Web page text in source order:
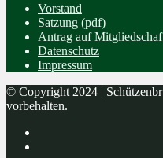
Vorstand
Satzung (pdf)
Antrag auf
Datenschutz
Impressum
© Copyright 2024 |
vorbehalten.